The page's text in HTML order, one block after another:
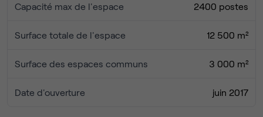
Capacité max de l'espace 2400 postes
Surface totale de l'espace 12 500 m²
Surface des espaces communs 3 000 m²
Date d'ouverture juin 2017